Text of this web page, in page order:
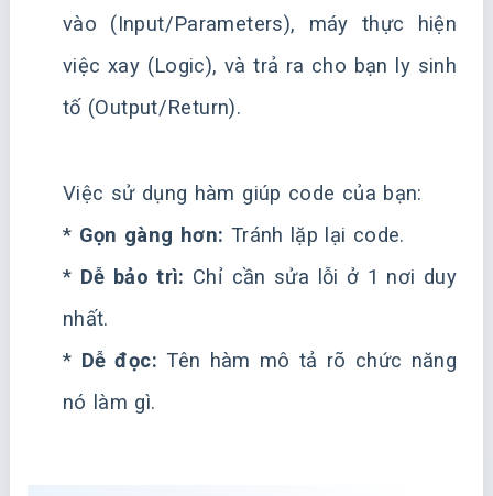
vào (Input/Parameters), máy thực hiện
việc xay (Logic), và trả ra cho bạn ly sinh
tố (Output/Return).
Việc sử dụng hàm giúp code của bạn:
* Gọn gàng hơn: Tránh lặp lại code.
* Dễ bảo trì: Chỉ cần sửa lỗi ở 1 nơi duy
nhất.
* Dễ đọc: Tên hàm mô tả rõ chức năng
nó làm gì.